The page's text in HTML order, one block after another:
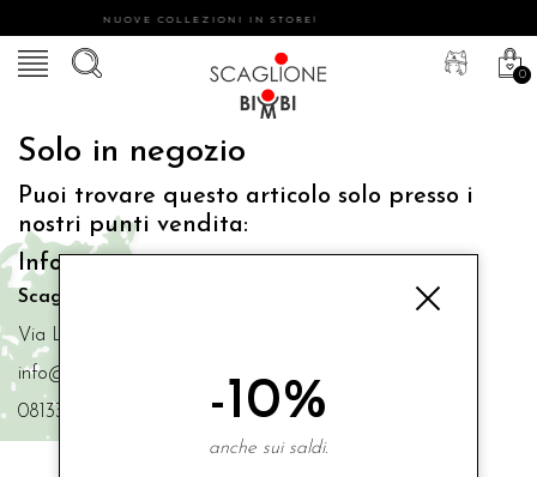
NUOVE COLLEZIONI IN STORE!
0
Solo in negozio
Puoi trovare questo articolo solo presso i
nostri punti vendita:
Info contatti
Scaglione Bimbi di Iacono Maria Angela
Via Luigi Mazzella,73 80077 Ischia
info@scaglionebimbi.com
0813331162
-10%
anche sui saldi.